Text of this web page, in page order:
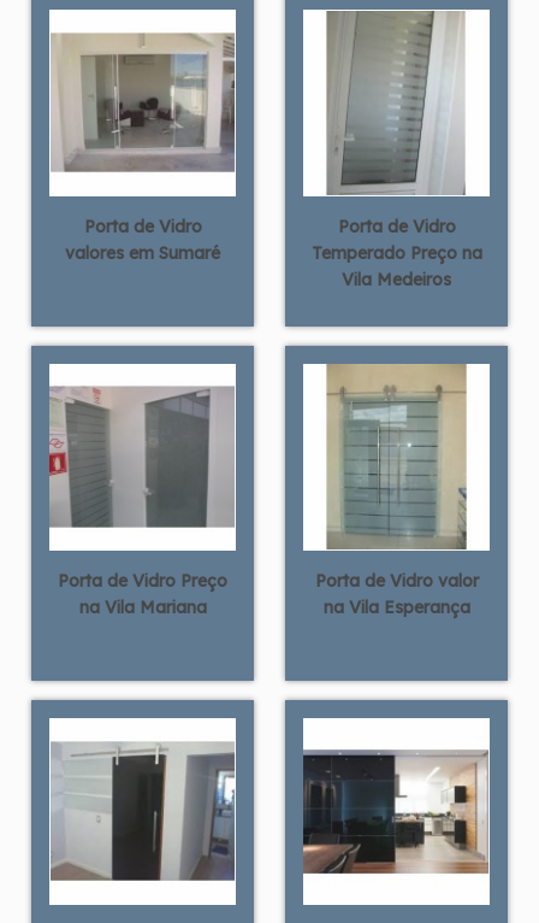
Porta de Vidro
valores em Sumaré
Porta de Vidro
Temperado Preço na
Vila Medeiros
Porta de Vidro Preço
na Vila Mariana
Porta de Vidro valor
na Vila Esperança